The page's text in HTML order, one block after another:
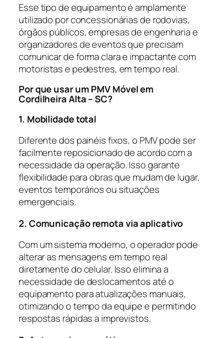
Esse tipo de equipamento é amplamente
utilizado por concessionárias de rodovias,
órgãos públicos, empresas de engenharia e
organizadores de eventos que precisam
comunicar de forma clara e impactante com
motoristas e pedestres, em tempo real.
Por que usar um PMV Móvel em
Cordilheira Alta – SC?
1. Mobilidade total
Diferente dos painéis fixos, o PMV pode ser
facilmente reposicionado de acordo com a
necessidade da operação. Isso garante
flexibilidade para obras que mudam de lugar,
eventos temporários ou situações
emergenciais.
2. Comunicação remota via aplicativo
Com um sistema moderno, o operador pode
alterar as mensagens em tempo real
diretamente do celular. Isso elimina a
necessidade de deslocamentos até o
equipamento para atualizações manuais,
otimizando o tempo da equipe e permitindo
respostas rápidas a imprevistos.